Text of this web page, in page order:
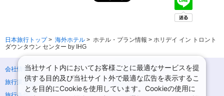
日本旅行トップ> 海外ホテル > ホテル・プラン情報 > ホリデイ イン トロント
ダウンタウン センター by IHG
会社情報
プライバシーポリシー
旅行業登録票・約款
規約集
当社サイト内においてお客様ごとに最適なサービスを提
供する目的及び当社サイト外で最適な広告を表示するこ
とを目的にCookieを使用しています。Cookieの使用に